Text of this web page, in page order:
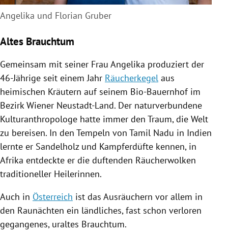
Angelika und Florian Gruber
Altes Brauchtum
Gemeinsam mit seiner Frau Angelika produziert der
46-Jährige seit einem Jahr Räucherkegel aus
heimischen Kräutern auf seinem Bio-Bauernhof im
Bezirk Wiener Neustadt-Land. Der naturverbundene
Kulturanthropologe hatte immer den Traum, die Welt
zu bereisen. In den Tempeln von Tamil Nadu in Indien
lernte er Sandelholz und Kampferdüfte kennen, in
Afrika entdeckte er die duftenden Räucherwolken
traditioneller Heilerinnen.
Auch in Österreich ist das Ausräuchern vor allem in
den Raunächten ein ländliches, fast schon verloren
gegangenes, uraltes Brauchtum.